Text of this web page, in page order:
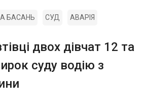
БАСАНЬ СУД АВАРІЯ
двох дівчат 12 та
суду водію з